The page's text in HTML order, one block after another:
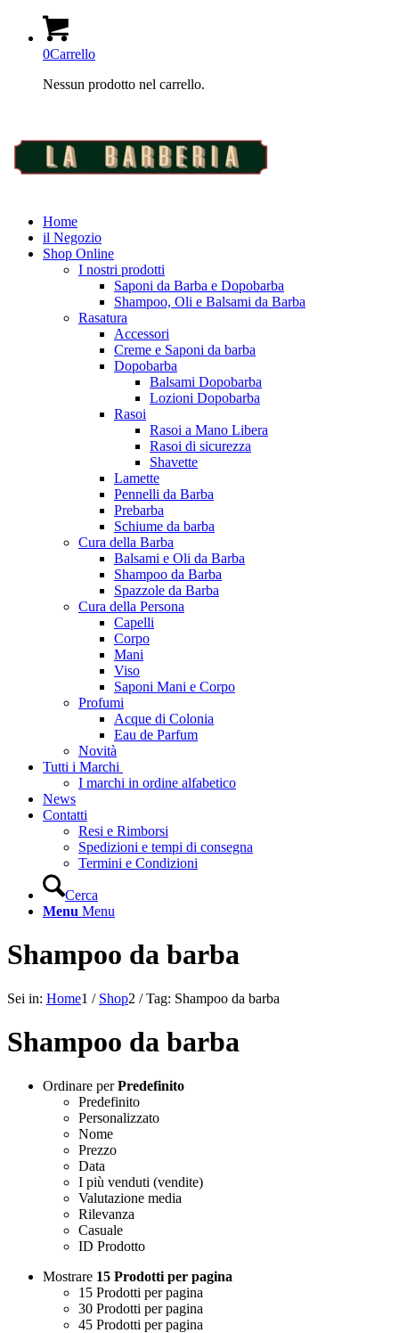
0Carrello
Nessun prodotto nel carrello.
Home
il Negozio
Shop Online
I nostri prodotti
Saponi da Barba e Dopobarba
Shampoo, Oli e Balsami da Barba
Rasatura
Accessori
Creme e Saponi da barba
Dopobarba
Balsami Dopobarba
Lozioni Dopobarba
Rasoi
Rasoi a Mano Libera
Rasoi di sicurezza
Shavette
Lamette
Pennelli da Barba
Prebarba
Schiume da barba
Cura della Barba
Balsami e Oli da Barba
Shampoo da Barba
Spazzole da Barba
Cura della Persona
Capelli
Corpo
Mani
Viso
Saponi Mani e Corpo
Profumi
Acque di Colonia
Eau de Parfum
Novità
Tutti i Marchi
I marchi in ordine alfabetico
News
Contatti
Resi e Rimborsi
Spedizioni e tempi di consegna
Termini e Condizioni
Cerca
Menu Menu
Shampoo da barba
Sei in: Home1 / Shop2 / Tag: Shampoo da barba
Shampoo da barba
Ordinare perPredefinito
Predefinito
Personalizzato
Nome
Prezzo
Data
I più venduti (vendite)
Valutazione media
Rilevanza
Casuale
ID Prodotto
Mostrare 15 Prodotti per pagina
15 Prodotti per pagina
30 Prodotti per pagina
45 Prodotti per pagina